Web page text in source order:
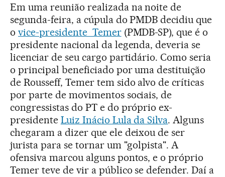
Em uma reunião realizada na noite de
segunda-feira, a cúpula do PMDB decidiu que
o vice-presidente Temer(PMDB-SP), que é o
presidente nacional da legenda, deveria se
licenciar de seu cargo partidário. Como seria
o principal beneficiado por uma destituição
de Rousseff, Temer tem sido alvo de críticas
por parte de movimentos sociais, de
congressistas do PT e do próprio ex-
presidente Luiz Inácio Lula da Silva. Alguns
chegaram a dizer que ele deixou de ser
jurista para se tornar um "golpista". A
ofensiva marcou alguns pontos, e o próprio
Temer teve de vir a público se defender. Daí a